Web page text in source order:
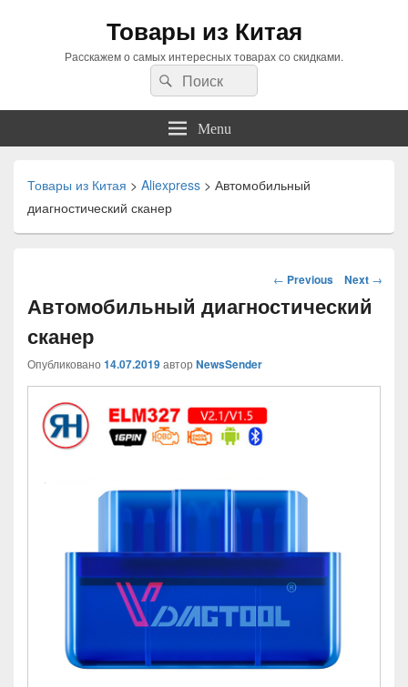
Товары из Китая
Расскажем о самых интересных товарах со скидками.
Search
for:
Search
Menu
Товары из Китая > Aliexpress > Автомобильный
диагностический сканер
Навигация
статьям
← Previous Next →
Автомобильный диагностический
сканер
Опубликовано 14.07.2019автор NewsSender